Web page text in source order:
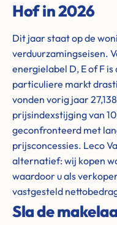
Hof in 2026
Dit jaar staat op de
verduurzamingseisen.
energielabel D, E of F
particuliere markt
vonden vorig jaar
prijsindexstijging van
geconfronteerd met
prijsconcessies. Leco
alternatief: wij kopen
waardoor u als
vastgesteld
Sla de